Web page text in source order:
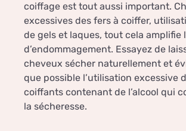
coiffage est tout aussi important.
excessives des fers à coiffer,
de gels et laques, tout cela amplifie
d’endommagement. Essayez de
cheveux sécher naturellement et
que possible l’utilisation excessive
coiffants contenant de l’alcool qui
la sécheresse.